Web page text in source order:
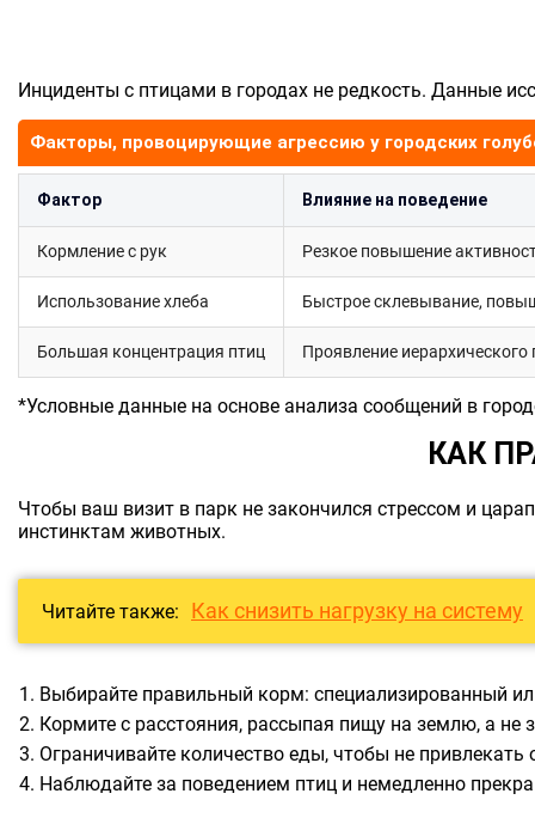
Инциденты с птицами в городах не редкость. Данные
Факторы, провоцирующие агрессию у городских
Фактор Влияние на поведение
Кормление с рук Резкое повышение
Использование хлеба Быстрое склевывание,
Большая концентрация птиц Проявление
*Условные данные на основе анализа сообщений в
КАК
Чтобы ваш визит в парк не закончился стрессом и
инстинктам животных.
Читайте также: Как снизить нагрузку на систему
Выбирайте правильный корм: специализированный
Кормите с расстояния, рассыпая пищу на землю, а не
Ограничивайте количество еды, чтобы не привлекать
Наблюдайте за поведением птиц и немедленно